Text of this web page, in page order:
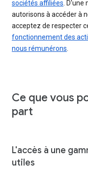
sociétés affiliées .
autorisons à accéder à
acceptez de respecter
fonctionnement des
nous rémunérons
Ce que vous
part
L'accès à une
utiles